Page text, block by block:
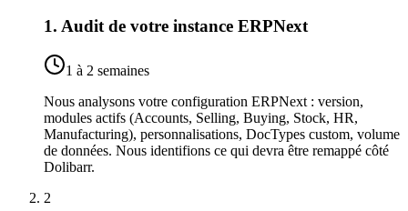
1. Audit de votre instance ERPNext
1 à 2 semaines
Nous analysons votre configuration ERPNext : version,
modules actifs (Accounts, Selling, Buying, Stock, HR,
Manufacturing), personnalisations, DocTypes custom, volume
de données. Nous identifions ce qui devra être remappé côté
Dolibarr.
2